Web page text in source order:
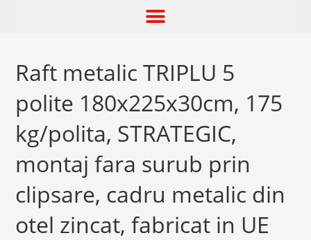
Raft metalic TRIPLU 5
polite 180x225x30cm, 175
kg/polita, STRATEGIC,
montaj fara surub prin
clipsare, cadru metalic din
otel zincat, fabricat in UE